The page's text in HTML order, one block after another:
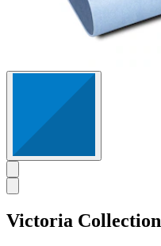
Victoria Collection